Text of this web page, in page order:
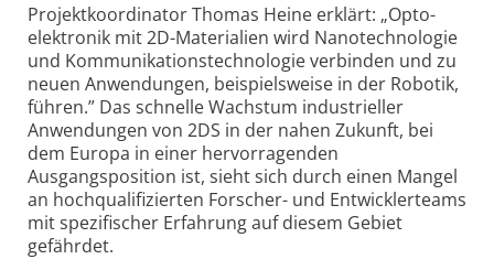
Projektkoordinator Thomas Heine erklärt: „Opto­
elektronik mit 2D-Materialien wird Nanotechnologie
und Kommunikations­technologie verbinden und zu
neuen Anwendungen, beispielsweise in der Robotik,
führen.” Das schnelle Wachstum industrieller
Anwendungen von 2DS in der nahen Zukunft, bei
dem Europa in einer hervorragenden
Ausgangsposition ist, sieht sich durch einen Mangel
an hoch­qualifizierten Forscher- und Entwickler­teams
mit spezifischer Erfahrung auf diesem Gebiet
gefährdet.